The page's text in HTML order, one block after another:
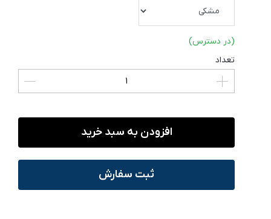
(در دسترس)
تعداد
افزودن به سبد خرید
ثبت سفارش